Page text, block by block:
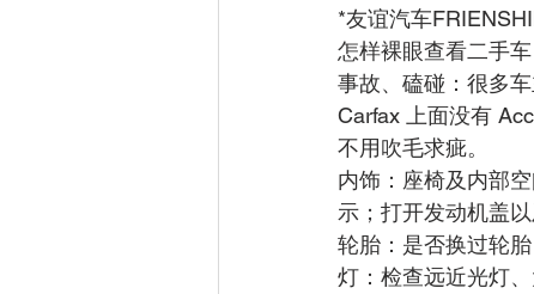
*友谊汽车
怎样裸眼查看二手车
事故、磕碰：很多
Carfax 上面没有
不用吹毛求疵。
内饰：座椅及内部
示；打开发动机盖
轮胎：是否换过轮
灯：检查远近光灯